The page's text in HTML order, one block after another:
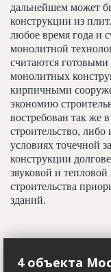
дальнейшем может
конструкции из
любое время года и
монолитной
считаются
монолитных
кирпичными
экономию
востребован так же
строительство, либо
условиях точечной
конструкции
звуковой и тепловой
строительства
зданий.
Адрес
Адрес пятна
4 объекта